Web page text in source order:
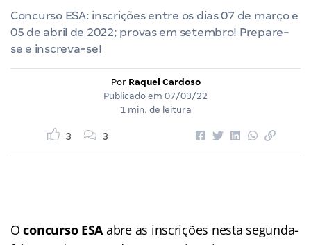
Concurso ESA: inscrições entre os dias 07 de março e
05 de abril de 2022; provas em setembro! Prepare-
se e inscreva-se!
Por Raquel Cardoso
Publicado em 07/03/22
1 min. de leitura
3 3
Oconcurso ESAabre as inscrições nesta segunda-